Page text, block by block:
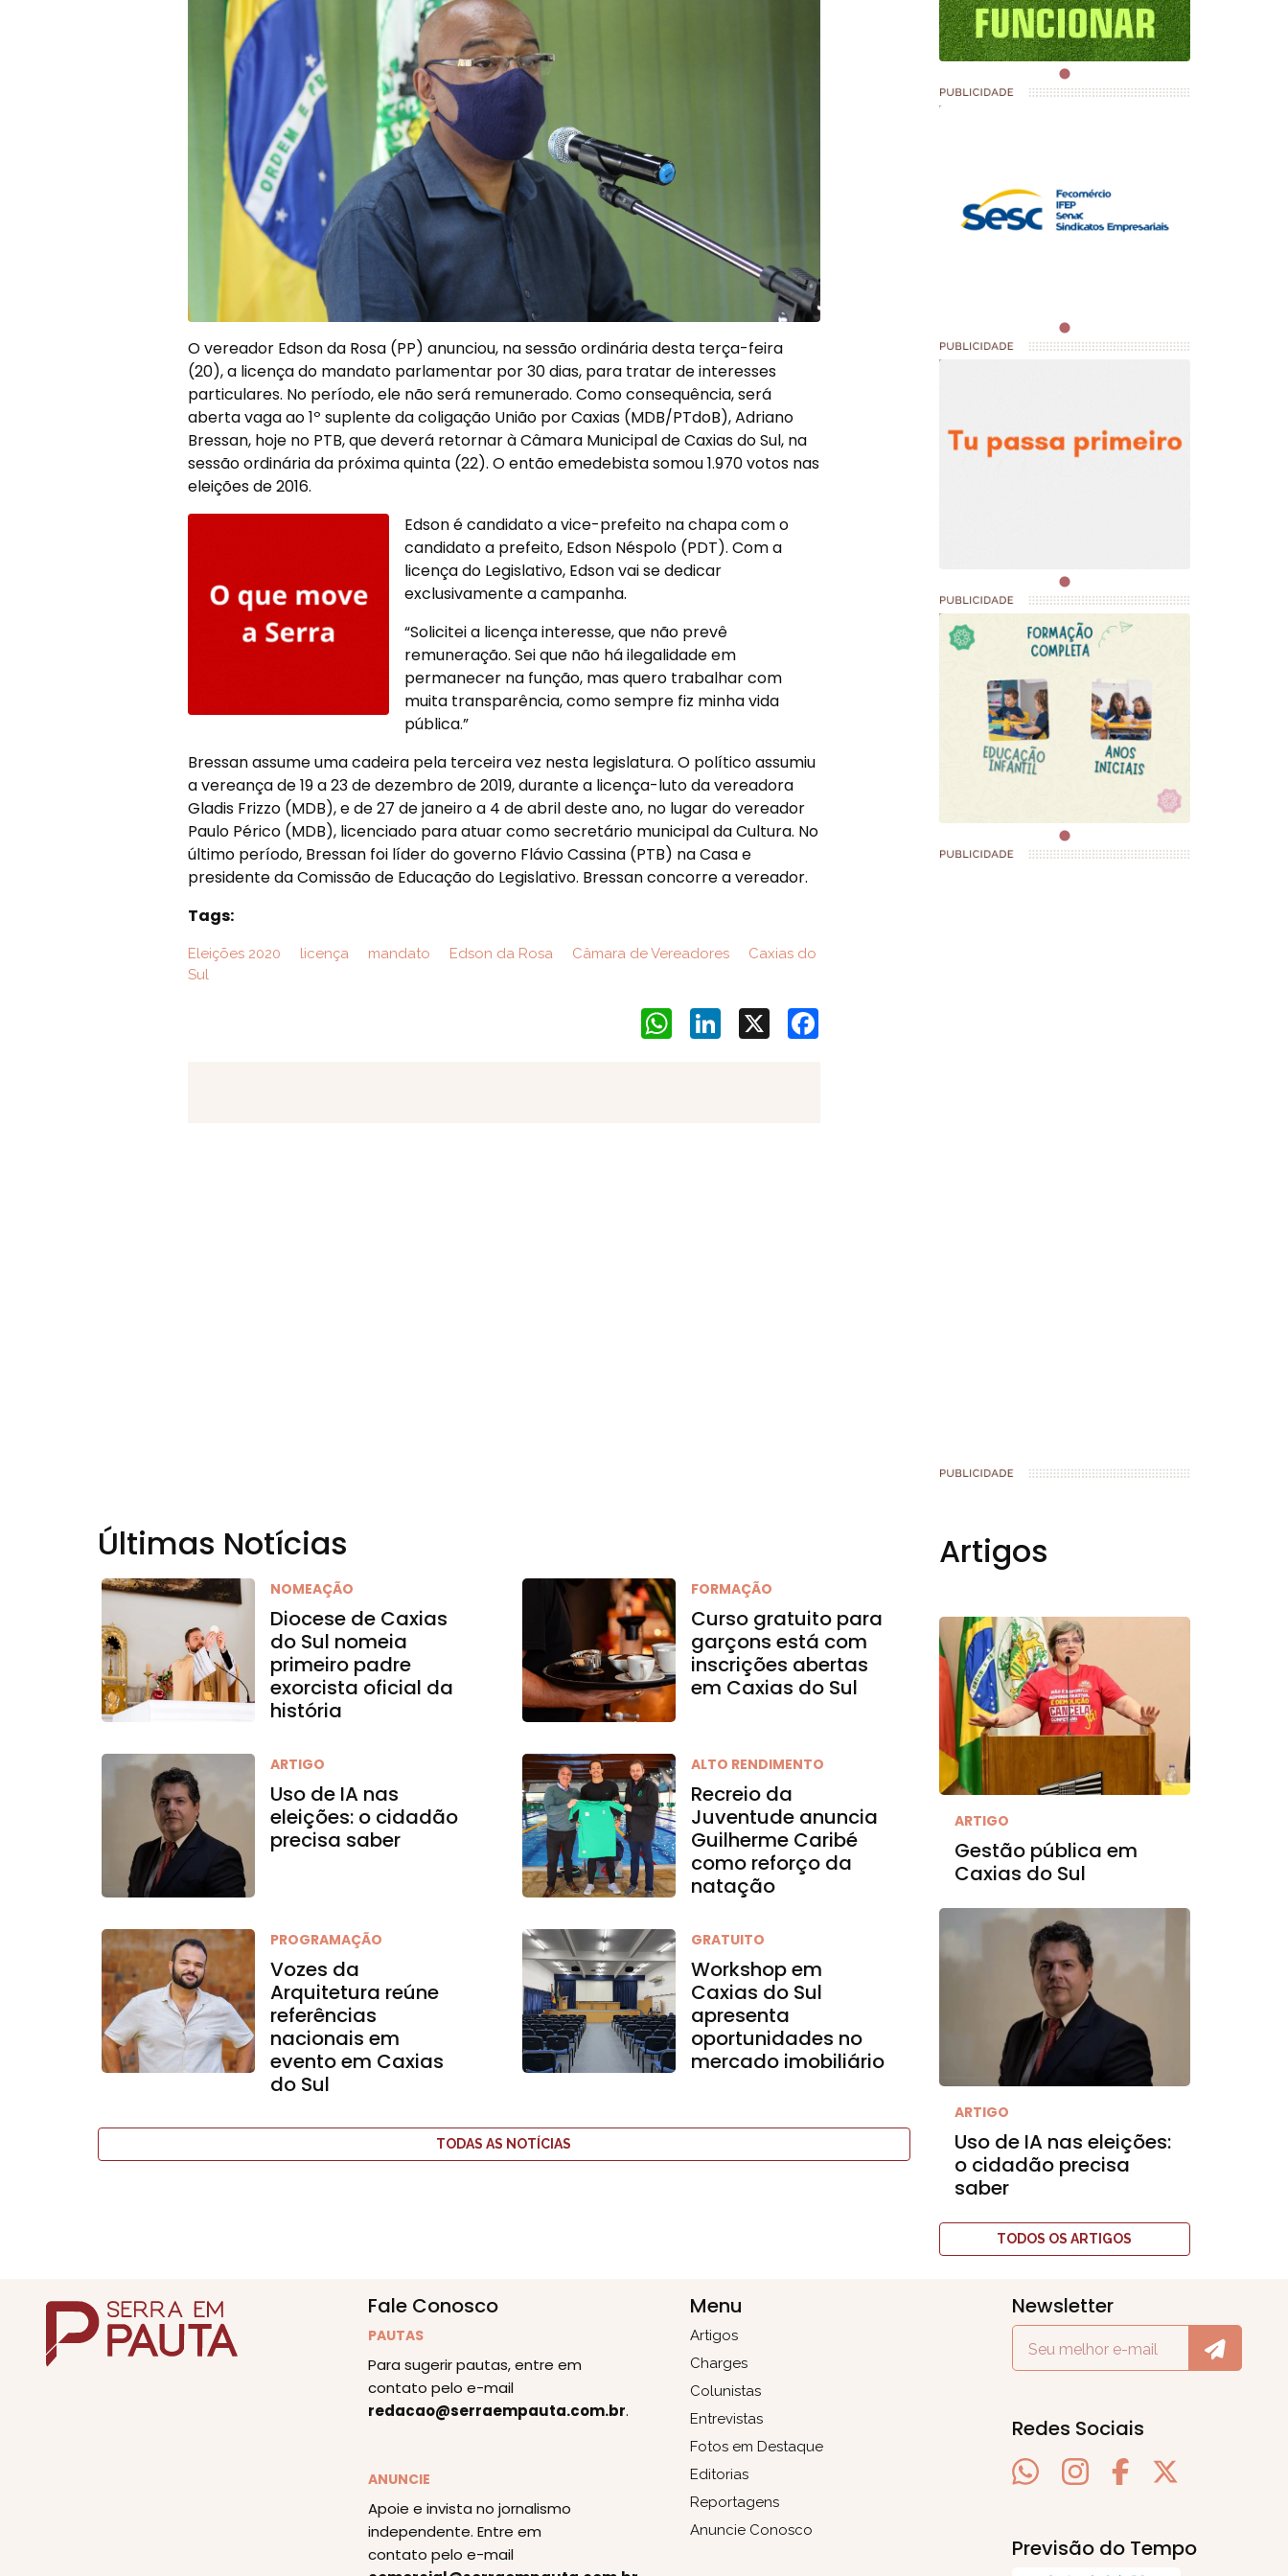
O vereador Edson da Rosa (PP) anunciou, na sessão ordinária desta terça-feira
(20), a licença do mandato parlamentar por 30 dias, para tratar de interesses
particulares. No período, ele não será remunerado. Como consequência, será
aberta vaga ao 1º suplente da coligação União por Caxias (MDB/PTdoB), Adriano
Bressan, hoje no PTB, que deverá retornar à Câmara Municipal de Caxias do Sul, na
sessão ordinária da próxima quinta (22). O então emedebista somou 1.970 votos nas
eleições de 2016.
Edson é candidato a vice-prefeito na chapa com o
candidato a prefeito, Edson Néspolo (PDT). Com a
licença do Legislativo, Edson vai se dedicar
exclusivamente a campanha.
“Solicitei a licença interesse, que não prevê
remuneração. Sei que não há ilegalidade em
permanecer na função, mas quero trabalhar com
muita transparência, como sempre fiz minha vida
pública.”
Bressan assume uma cadeira pela terceira vez nesta legislatura. O político assumiu
a vereança de 19 a 23 de dezembro de 2019, durante a licença-luto da vereadora
Gladis Frizzo (MDB), e de 27 de janeiro a 4 de abril deste ano, no lugar do vereador
Paulo Périco (MDB), licenciado para atuar como secretário municipal da Cultura. No
último período, Bressan foi líder do governo Flávio Cassina (PTB) na Casa e
presidente da Comissão de Educação do Legislativo. Bressan concorre a vereador.
Tags:
Eleições 2020 licença mandato Edson da Rosa Câmara de Vereadores
Caxias do
Sul
Facebook
X
LinkedIn
WhatsApp
Últimas Notícias
NOMEAÇÃO
Diocese de Caxias
do Sul nomeia
primeiro padre
exorcista oficial da
história
FORMAÇÃO
Curso gratuito para
garçons está com
inscrições abertas
em Caxias do Sul
ARTIGO
Uso de IA nas
eleições: o cidadão
precisa saber
ALTO RENDIMENTO
Recreio da
Juventude anuncia
Guilherme Caribé
como reforço da
natação
PROGRAMAÇÃO
Vozes da
Arquitetura reúne
referências
nacionais em
evento em Caxias
do Sul
GRATUITO
Workshop em
Caxias do Sul
apresenta
oportunidades no
mercado imobiliário
TODAS AS NOTÍCIAS
Artigos
ARTIGO
Gestão pública em
Caxias do Sul
ARTIGO
Uso de IA nas eleições:
o cidadão precisa
saber
TODOS OS ARTIGOS
Fale Conosco
PAUTAS
Para sugerir pautas, entre em
contato pelo e-mail
redacao@serraempauta.com.br.
ANUNCIE
Apoie e invista no jornalismo
independente. Entre em
contato pelo e-mail
Menu
Artigos
Charges
Colunistas
Entrevistas
Fotos em Destaque
Editorias
Reportagens
Anuncie Conosco
Newsletter
Redes Sociais
Previsão do Tempo